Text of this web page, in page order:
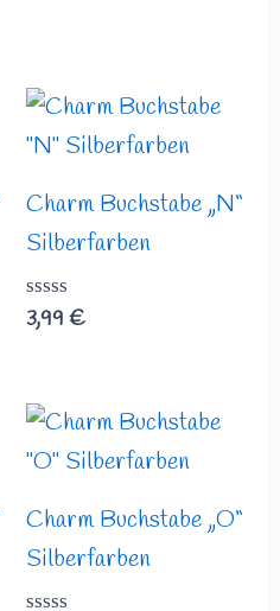
Charm Buchstabe „N“
Silberfarben
Bewertet
mit
3,99 €
Charm Buchstabe „O“
Silberfarben